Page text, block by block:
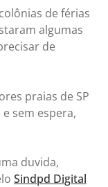
de férias
algumas
de
praias de SP
sem espera,
duvida,
Sindpd Digital